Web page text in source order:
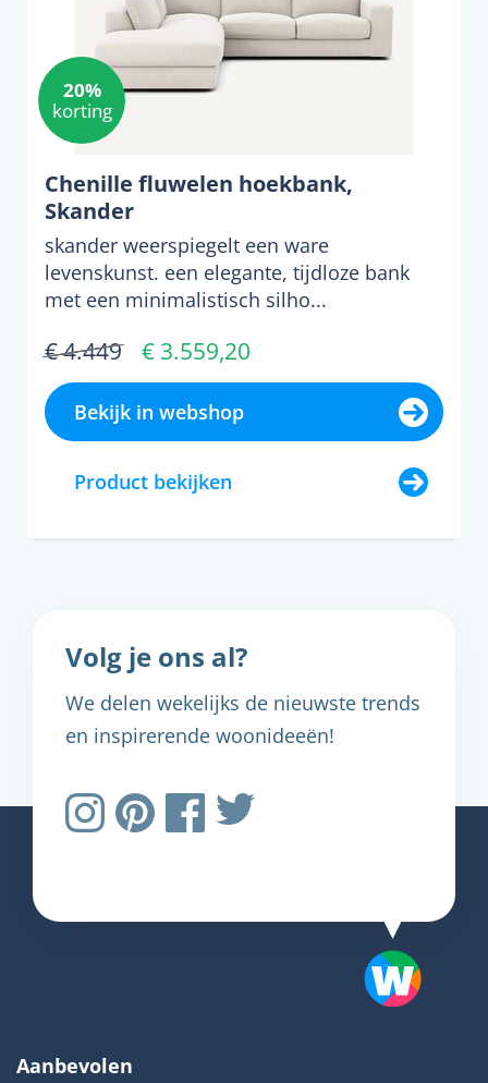
20%
korting
Chenille fluwelen hoekbank,
Skander
skander weerspiegelt een ware
levenskunst. een elegante, tijdloze bank
met een minimalistisch silho...
€ 4.449 € 3.559,20
Bekijk in webshop
Product bekijken
Volg je ons al?
We delen wekelijks de nieuwste trends
en inspirerende woonideeën!
Aanbevolen